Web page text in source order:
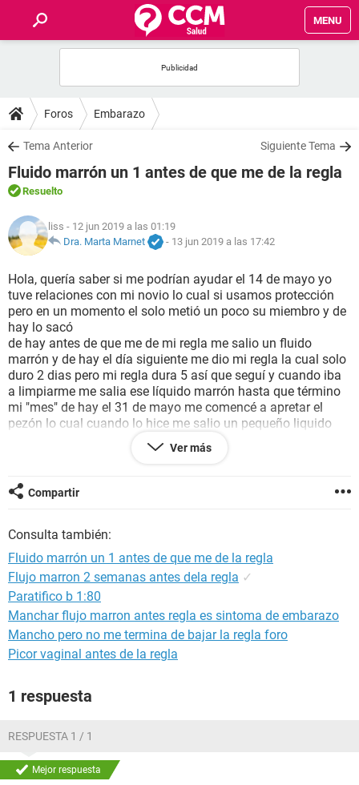
MENU
FOROS
SALUD
FAMILIA
NUTRICIÓN
SEXUALIDAD
GLOSARIO
Foros Embarazo
Tema Anterior Siguiente Tema
Fluido marrón un 1 antes de que me de la regla
Resuelto
liss - 12 jun 2019 a las 01:19
Dra. Marta Marnet
- 13 jun 2019 a las 17:42
Hola, quería saber si me podrían ayudar el 14 de mayo yo
tuve relaciones con mi novio lo cual si usamos protección
pero en un momento el solo metió un poco su miembro y de
hay lo sacó
de hay antes de que me de mi regla me salio un fluido
marrón y de hay el día siguiente me dio mi regla la cual solo
duro 2 dias pero mi regla dura 5 así que seguí y cuando iba
a limpiarme me salia ese líquido marrón hasta que término
mi "mes" de hay el 31 de mayo me comencé a apretar el
pezón lo cual cuando lo hice me salio un pequeño liquido
blanco de hay no me había tocado más porque me había
preocupado y después hoy otra vez hice lo mismo lo cual
pezón izquierdo y en el derecho intente hacer lo mismo pero
salía como que pequeños líquidos blancos quisiera saber si
Ver más
Compartir
Consulta también:
Fluido marrón un 1 antes de que me de la regla
Flujo marron 2 semanas antes dela regla ✓
Paratifico b 1:80
Manchar flujo marron antes regla es sintoma de embarazo
Mancho pero no me termina de bajar la regla foro
Picor vaginal antes de la regla
1 respuesta
RESPUESTA 1 / 1
Mejor respuesta